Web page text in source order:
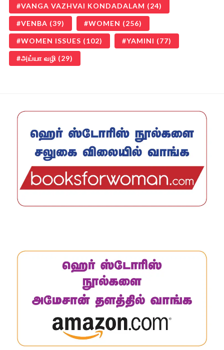
VANGA VAZHVAI KONDADALAM (24)
VENBA (39) WOMEN (256)
WOMEN ISSUES (102) YAMINI (77)
அய்யா வழி (29)